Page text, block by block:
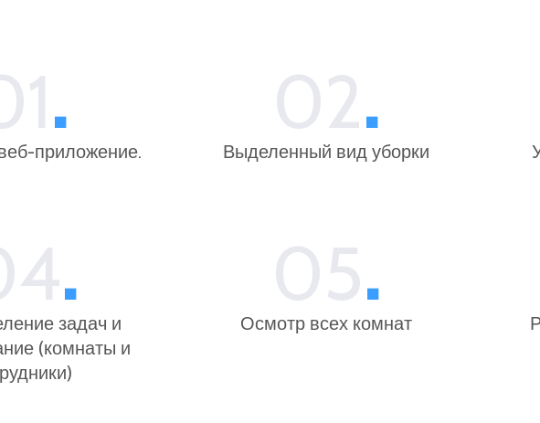
.
приложение.
02.
Выделенный вид уборки
.
задач и
(комнаты и
05.
Осмотр всех комнат